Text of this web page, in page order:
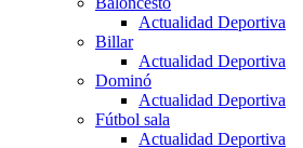
Actualidad Deportiva
Billar
Actualidad Deportiva
Dominó
Actualidad Deportiva
Fútbol sala
Actualidad Deportiva